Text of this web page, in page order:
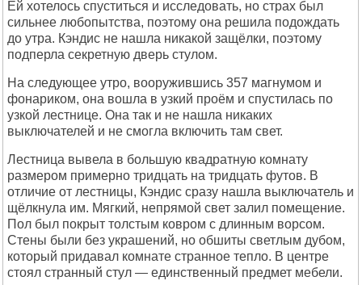
Ей хотелось спуститься и исследовать, но страх был
сильнее любопытства, поэтому она решила подождать
до утра. Кэндис не нашла никакой защёлки, поэтому
подперла секретную дверь стулом.
На следующее утро, вооружившись 357 магнумом и
фонариком, она вошла в узкий проём и спустилась по
узкой лестнице. Она так и не нашла никаких
выключателей и не смогла включить там свет.
Лестница вывела в большую квадратную комнату
размером примерно тридцать на тридцать футов. В
отличие от лестницы, Кэндис сразу нашла выключатель и
щёлкнула им. Мягкий, непрямой свет залил помещение.
Пол был покрыт толстым ковром с длинным ворсом.
Стены были без украшений, но обшиты светлым дубом,
который придавал комнате странное тепло. В центре
стоял странный стул — единственный предмет мебели.